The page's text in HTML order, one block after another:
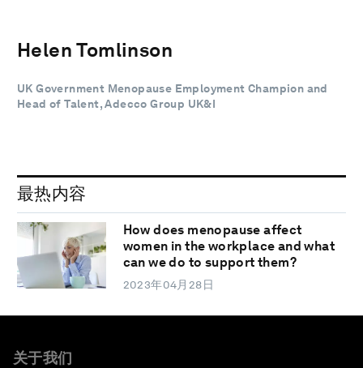
Helen Tomlinson
UK Government Menopause Employment Champion and
Head of Talent, Adecco Group UK&I
最热内容
How does menopause affect
women in the workplace and what
can we do to support them?
2023年04月28日
关于我们